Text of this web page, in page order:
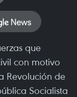
que
con motivo
Revolución de
Socialista